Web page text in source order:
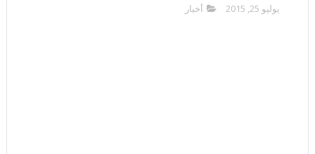
يوليو 25, 2015 أخبار